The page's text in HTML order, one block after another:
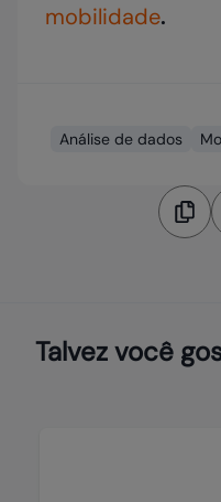
mobilidade.
Análise de dados
Talvez você